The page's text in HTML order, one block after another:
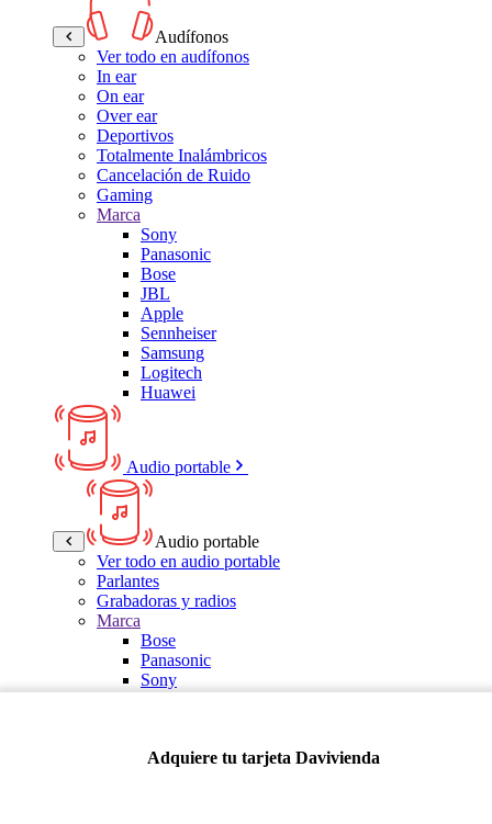
Audífonos
Ver todo en audífonos
In ear
On ear
Over ear
Deportivos
Totalmente Inalámbricos
Cancelación de Ruido
Gaming
Marca
Sony
Panasonic
Bose
JBL
Apple
Sennheiser
Samsung
Logitech
Huawei
Audio portable
Audio portable
Ver todo en audio portable
Parlantes
Grabadoras y radios
Marca
Bose
Panasonic
Sony
Multitech
Adquiere tu tarjeta Davivienda